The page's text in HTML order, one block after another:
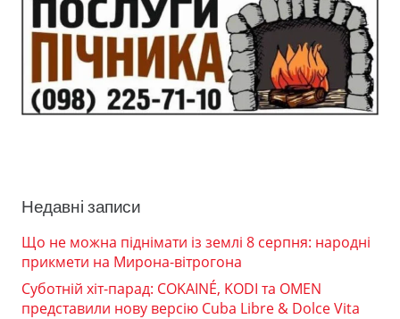
Недавні записи
Що не можна піднімати із землі 8 серпня: народні
прикмети на Мирона-вітрогона
Суботній хіт-парад: COKAINÉ, KODI та OMEN
представили нову версію Cuba Libre & Dolce Vita